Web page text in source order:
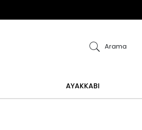
Abiye alışverişlerinizde iade
Arama
AYAKKABI